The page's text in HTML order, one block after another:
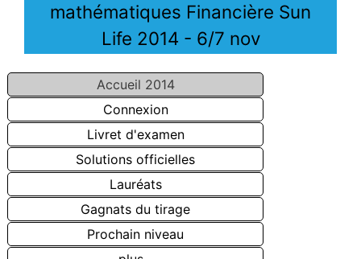
mathématiques Financière Sun
Life 2014 - 6/7 nov
Accueil 2014
Connexion
Livret d'examen
Solutions officielles
Lauréats
Gagnats du tirage
Prochain niveau